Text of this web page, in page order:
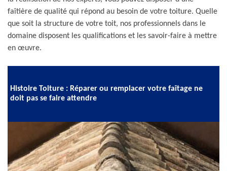
faîtière de qualité qui répond au besoin de votre toiture. Quelle
que soit la structure de votre toit, nos professionnels dans le
domaine disposent les qualifications et les savoir-faire à mettre
en œuvre.
Histoire Toiture : Réparer ou remplacer votre faîtage ne
doit pas se faire attendre